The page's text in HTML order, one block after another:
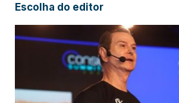
Escolha do editor